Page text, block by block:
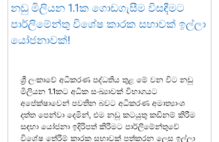
නඩු මිලියන 1.1ක ගොඩගැසීම විසඳීමට
පාර්ලිමේන්තු විශේෂ කාරක සභාවක් ඉල්ලා
යෝජනාවක්!
ශ්‍රී ලංකාවේ අධිකරණ පද්ධතිය තුළ මේ වන විට නඩු
මිලියන 1.1කට අධික සංඛ්‍යාවක් විභාගයට
අපේක්ෂාවෙන් පවතින බවට අධිකරණ අමාත්‍යාංශ
දත්ත පෙන්වා දෙමින්, එම නඩු කටයුතු කඩිනම් කිරීම
සඳහා යෝජනා ඉදිරිපත් කිරීමට පාර්ලිමේන්තුවේ
විශේෂ තේරීම් කාරක සභාවක් පත්කරන ලෙස ඉල්ලා